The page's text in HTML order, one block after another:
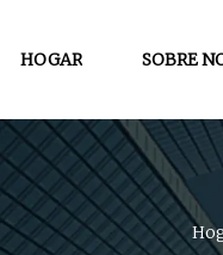
HOGAR SOBRE